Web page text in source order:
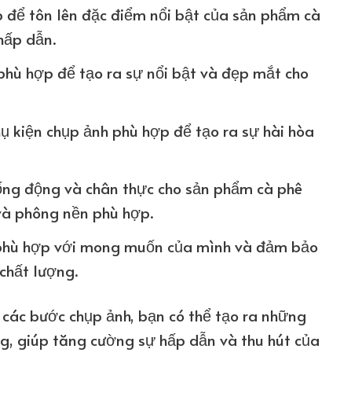
để tôn lên đặc điểm nổi bật của sản phẩm cà
dẫn.
hợp để tạo ra sự nổi bật và đẹp mắt cho
kiện chụp ảnh phù hợp để tạo ra sự hài hòa
động và chân thực cho sản phẩm cà phê
phông nền phù hợp.
hợp với mong muốn của mình và đảm bảo
lượng.
bước chụp ảnh, bạn có thể tạo ra những
giúp tăng cường sự hấp dẫn và thu hút của